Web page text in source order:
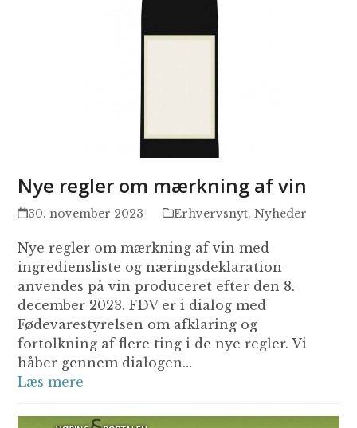
Nye regler om mærkning af vin
30. november 2023 Erhvervsnyt, Nyheder
Nye regler om mærkning af vin med
ingrediensliste og næringsdeklaration
anvendes på vin produceret efter den 8.
december 2023. FDV er i dialog med
Fødevarestyrelsen om afklaring og
fortolkning af flere ting i de nye regler. Vi
håber gennem dialogen…
Læs mere